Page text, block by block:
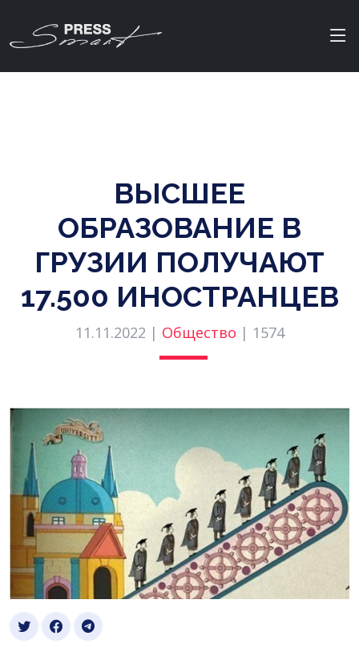
ВЫСШЕЕ
ОБРАЗОВАНИЕ В
ГРУЗИИ ПОЛУЧАЮТ
17.500 ИНОСТРАНЦЕВ
11.11.2022 | Общество | 1574